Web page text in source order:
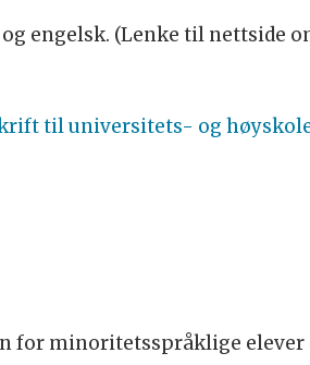
engelsk. (Lenke til nettside
til universitets- og
for minoritetsspråklige elever